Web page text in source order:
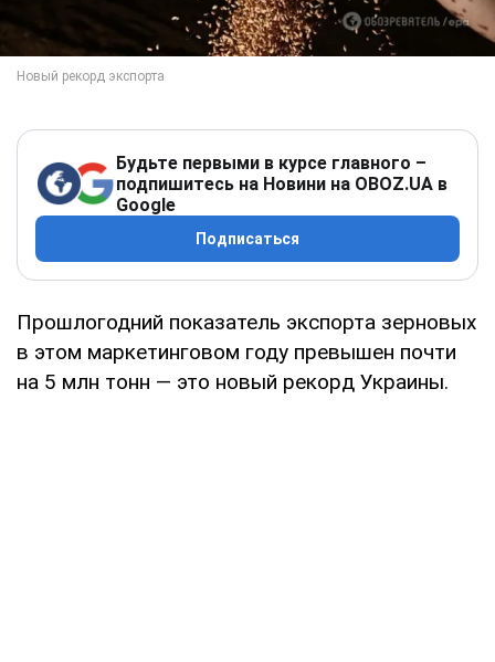
Будьте первыми в курсе главного –
подпишитесь на Новини на OBOZ.UA в
Google
Подписаться
Прошлогодний показатель экспорта зерновых
в этом маркетинговом году превышен почти
на 5 млн тонн — это новый рекорд Украины.